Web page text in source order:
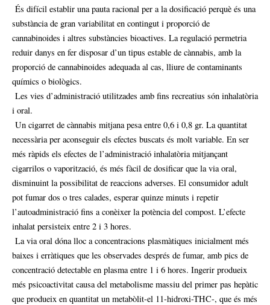
És difícil establir una pauta racional per a la dosificació perquè és una
substància de gran variabilitat en contingut i proporció de
cannabinoides i altres substàncies bioactives. La regulació permetria
reduir danys en fer disposar d’un tipus estable de cànnabis, amb la
proporció de cannabinoides adequada al cas, lliure de contaminants
químics o biològics.
Les vies d’administració utilitzades amb fins recreatius són inhalatòria
i oral.
Un cigarret de cànnabis mitjana pesa entre 0,6 i 0,8 gr. La quantitat
necessària per aconseguir els efectes buscats és molt variable. En ser
més ràpids els efectes de l’administració inhalatòria mitjançant
cigarrilos o vaporització, és més fàcil de dosificar que la via oral,
disminuint la possibilitat de reaccions adverses. El consumidor adult
pot fumar dos o tres calades, esperar quinze minuts i repetir
l’autoadministració fins a conèixer la potència del compost. L’efecte
inhalat persisteix entre 2 i 3 hores.
La via oral dóna lloc a concentracions plasmàtiques inicialment més
baixes i erràtiques que les observades després de fumar, amb pics de
concentració detectable en plasma entre 1 i 6 hores. Ingerir produeix
més psicoactivitat causa del metabolisme massiu del primer pas hepàtic
que produeix en quantitat un metabòlit-el 11-hidroxi-THC-, que és més